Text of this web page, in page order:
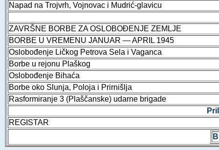
Napad na Trojvrh, Vojnovac i Mudrić-glavicu
ZAVRŠNE BORBE ZA OSLOBOĐENJE ZEMLJE
BORBE U VREMENU JANUAR — APRIL 1945
Oslobođenje Ličkog Petrova Sela i Vaganca
Borbe u rejonu Plaškog
Oslobođenje Bihaća
Borbe oko Slunja, Poloja i Prirnišlja
Rasformiranje 3 (Plaščanske) udarne brigade
REGISTAR